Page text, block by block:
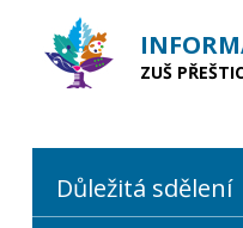
ZUŠ
Důležitá sdělení